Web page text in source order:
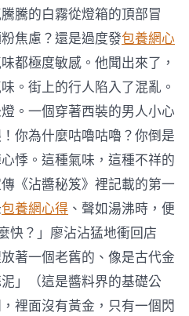
騰的白霧從燈箱的頂部冒
焦慮？還是過度發包養網心
都極度敏感。他聞出來了，
。街上的行人陷入了混亂。
。一個穿著西裝的男人小心
你為什麼咕嚕咕嚕？你倒是
悸。這種氣味，這種不祥的
《沾醬秘笈》裡記載的第一
包養網心得 、聲如湯沸時，便
快？」廖沾沾猛地衝回店
著一個老舊的、像是古代金
」（這是醬料界的基礎公
裡面沒有黃金，只有一個閃